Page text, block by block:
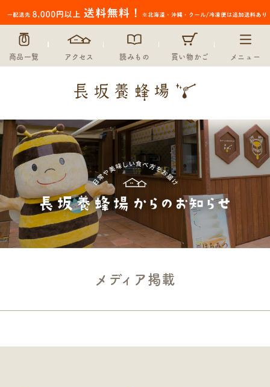
商品一覧 アクセス 読みもの 買い物かご メニュー
メディア掲載